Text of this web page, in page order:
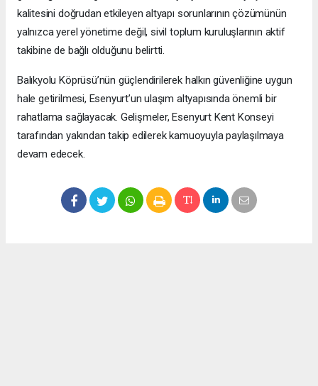
kalitesini doğrudan etkileyen altyapı sorunlarının çözümünün
yalnızca yerel yönetime değil, sivil toplum kuruluşlarının aktif
takibine de bağlı olduğunu belirtti.
Balıkyolu Köprüsü’nün güçlendirilerek halkın güvenliğine uygun
hale getirilmesi, Esenyurt’un ulaşım altyapısında önemli bir
rahatlama sağlayacak. Gelişmeler, Esenyurt Kent Konseyi
tarafından yakından takip edilerek kamuoyuyla paylaşılmaya
devam edecek.